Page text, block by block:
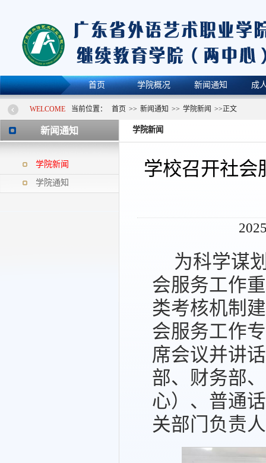
首页 学院概况 新闻通知 成
WELCOME 当前位置： 首页 >> 新闻通知 >> 学院新闻 >>正文
新闻通知
学院新闻
学院通知
学院新闻
学校召开社会
为科学谋
会服务工作
类考核机制
会服务工作
席会议并讲
部、财务部
心）、普通
关部门负责